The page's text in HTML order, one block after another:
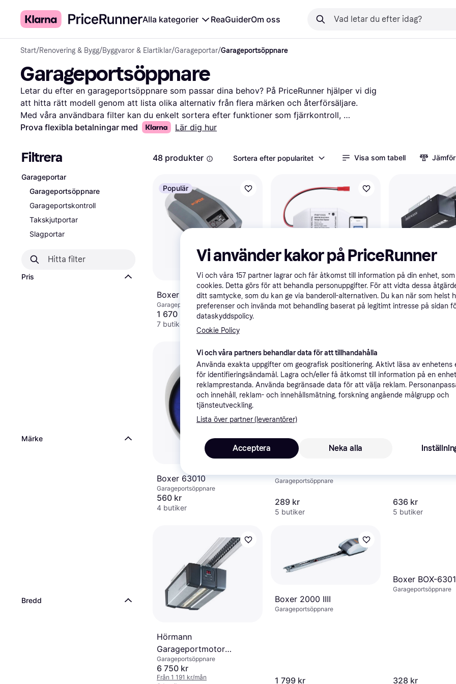
Alla kategorier ReaGuiderOm oss
Start/Renovering & Bygg/Byggvaror & Elartiklar/Garageportar/Garageportsöppnare
Garageportsöppnare
Letar du efter en garageportsöppnare som passar dina behov? På PriceRunner hjälper vi dig
att hitta rätt modell genom att lista olika alternativ från flera märken och återförsäljare.
Med våra användbara filter kan du enkelt sortera efter funktioner som fjärrkontroll,
säkerhetsfunktioner eller motorstyrka. Det gör det enklare för dig att välja den
användarrecensioner för att få en uppfattning om vad andra tycker om produkten. Vi guidar
dig till rätt beslut genom att ge dig all information du behöver på ett och samma ställe.
Börja här för att hitta den bästa garageportsöppnaren för ditt hem!
Mer om garageportsöppnare »
Prova flexibla betalningar med Lär dig hur
Filtrera
Garageportar
Garageportsöppnare
Garageportskontroll
Takskjutportar
Slagportar
Pris
Märke
Bredd
48 produkter Sortera efter popularitet Visa som tabell
Populär
Boxer 3000 IIII 3
Garageportsöppnare
1 670 kr
7 butiker
Meross MSG100HK
Garageportsöppnare
Hörmann
(007508521)
Garageportsöppnare
3 870 kr
Boxer 63010
Garageportsöppnare
560 kr
4 butiker
Boxer 63012 External
Garageportsöppnare
289 kr
5 butiker
636 kr
5 butiker
Hörmann
Garageportmotor
SupraMatic P4
Garageportsöppnare
6 750 kr
Från 1 191 kr/mån
Boxer 2000 IIII
Garageportsöppnare
1 799 kr
Boxer BOX-
Garageportsöppnare
328 kr
Vi använder kakor på PriceRunner
Vi och våra 157 partner lagrar och får åtkomst till information på din enhet,
cookies. Detta görs för att behandla personuppgifter. För att vidta dessa
ditt samtycke, som du kan ge via banderoll-alternativen. Du kan när som helst
preferenser och invända mot behandling baserat på legitimt intresse på sidan
dataskyddspolicy.
Cookie Policy
Vi och våra partners behandlar data för att tillhandahålla
Använda exakta uppgifter om geografisk positionering. Aktivt läsa av enhetens
för identifieringsändamål. Lagra och/eller få åtkomst till information på en
reklamprestanda. Använda begränsade data för att välja reklam.
och innehåll, reklam- och innehållsmätning, forskning angående målgrupp och
tjänsteutveckling.
Lista över partner (leverantörer)
Neka alla
Acceptera